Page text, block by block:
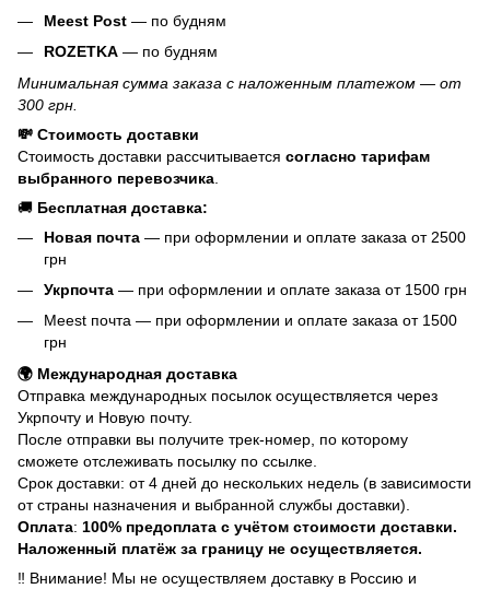
Meest Post — по будням
ROZETKA — по будням
Минимальная сумма заказа с наложенным платежом — от
300 грн.
💸 Стоимость доставки
Стоимость доставки рассчитывается согласно тарифам
выбранного перевозчика
🚚 Бесплатная доставка:
Новая почта — при оформлении и оплате заказа от 2500
грн
Укрпочта — при оформлении и оплате заказа от 1500 грн
Meest почта — при оформлении и оплате заказа от 1500
грн
🌍 Международная доставка
Отправка международных посылок осуществляется через
Укрпочту и Новую почту.
После отправки вы получите трек-номер, по которому
сможете отслеживать посылку по ссылке.
Срок доставки: от 4 дней до нескольких недель (в зависимости
от страны назначения и выбранной службы доставки).
Оплата: 100% предоплата с учётом стоимости доставки.
Наложенный платёж за границу не осуществляется.
‼️ Внимание! Мы не осуществляем доставку в Россию и